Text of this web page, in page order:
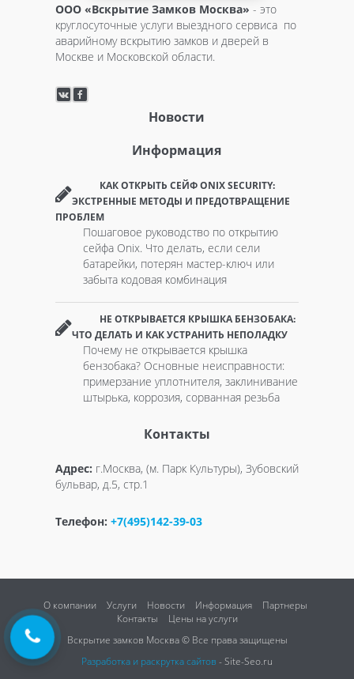
ООО «Вскрытие Замков Москва» - это
круглосуточные услуги выездного сервиса по
аварийному вскрытию замков и дверей в
Москве и Московской области.
Новости
Информация
КАК ОТКРЫТЬ СЕЙФ ONIX SECURITY:
ЭКСТРЕННЫЕ МЕТОДЫ И ПРЕДОТВРАЩЕНИЕ
ПРОБЛЕМ
Пошаговое руководство по открытию
сейфа Onix. Что делать, если сели
батарейки, потерян мастер-ключ или
забыта кодовая комбинация
НЕ ОТКРЫВАЕТСЯ КРЫШКА БЕНЗОБАКА:
ЧТО ДЕЛАТЬ И КАК УСТРАНИТЬ НЕПОЛАДКУ
Почему не открывается крышка
бензобака? Основные неисправности:
примерзание уплотнителя, заклинивание
штырька, коррозия, сорванная резьба
Контакты
Адрес: г.Москва, (м. Парк Культуры), Зубовский
бульвар, д.5, стр.1
Телефон: +7(495)142-39-03
О компании Услуги Новости Информация
Партнеры
Контакты
Цены на услуги
Вскрытие замков Москва © Все права защищены
Разработка и раскрутка сайтов - Site-Seo.ru